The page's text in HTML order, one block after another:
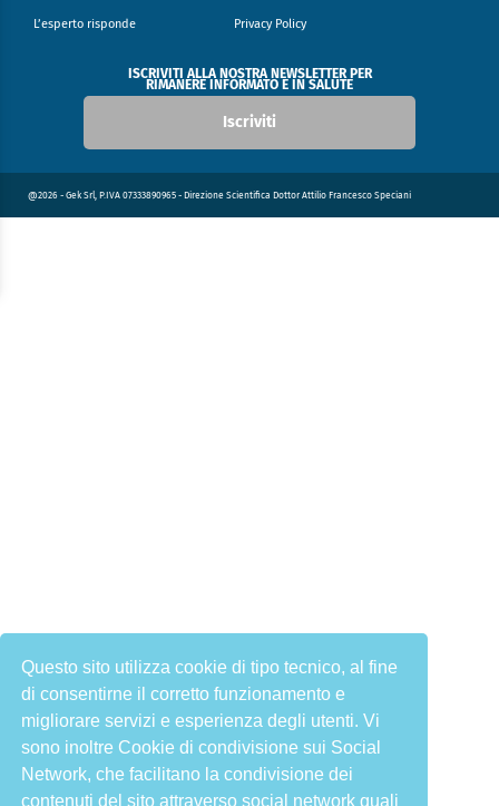
Questo sito utilizza cookie di tipo tecnico, al fine
di consentirne il corretto funzionamento e
migliorare servizi e esperienza degli utenti. Vi
sono inoltre Cookie di condivisione sui Social
Network, che facilitano la condivisione dei
contenuti del sito attraverso social network quali
L’esperto risponde Privacy Policy
ISCRIVITI ALLA NOSTRA NEWSLETTER PER
RIMANERE INFORMATO E IN SALUTE
Iscriviti
@2026 - Gek Srl, P.IVA 07333890965 - Direzione Scientifica Dottor Attilio Francesco Speciani